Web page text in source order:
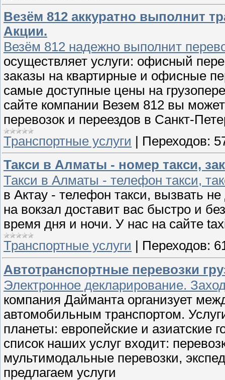
Везём 812 аккуратно выполнит
Акции.
Везём 812 надежно выполнит
осуществляет услуги: офисный
заказы на квартирные и офисные
самые доступные цены на
сайте компании Везем 812 вы
перевозок и переездов в Санкт-
Транспортные услуги | Переходов:
Такси в Алматы - номер такси,
Такси в Алматы - телефон такси,
в Актау - телефон такси, вызвать
на вокзал доставит вас быстро и
время дня и ночи. У нас на сайте
Транспортные услуги
Переходов:
Автотранспортные перевозки
Электронное декларирование.
компания Дайманта организует
автомобильным транспортом.
планеты: европейские и азиатские
список наших услуг входит:
мультимодальные перевозки,
предлагаем услуги